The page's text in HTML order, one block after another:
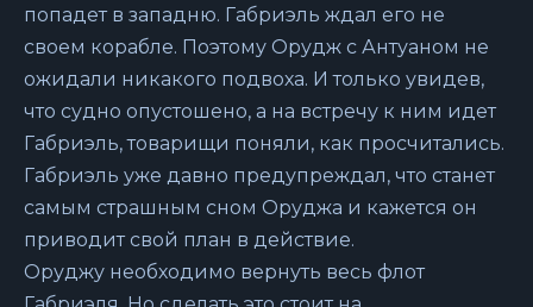
попадет в западню. Габриэль ждал его не
своем корабле. Поэтому Орудж с Антуаном не
ожидали никакого подвоха. И только увидев,
что судно опустошено, а на встречу к ним идет
Габриэль, товарищи поняли, как просчитались.
Габриэль уже давно предупреждал, что станет
самым страшным сном Оруджа и кажется он
приводит свой план в действие.
Оруджу необходимо вернуть весь флот